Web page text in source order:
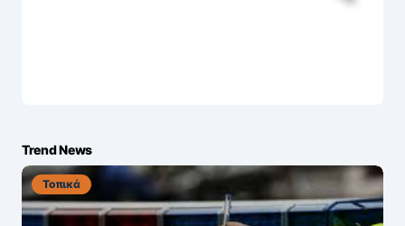
Trend News
Τοπικά